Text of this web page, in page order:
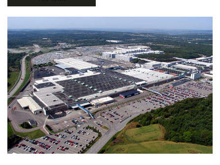
las necesidades específicas de nuestros clientes.
Contamos con un equipo de profesionales
altamente calificados que se dedican a producir
productos de la mejor calidad y brindar un
excelente servicio al clie